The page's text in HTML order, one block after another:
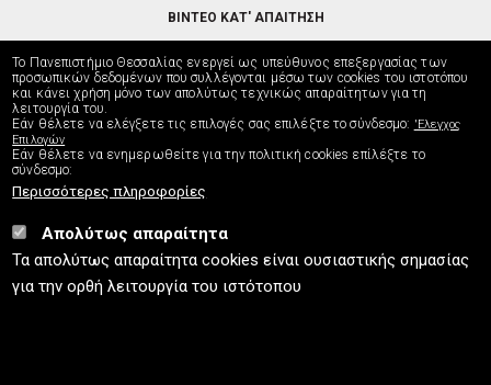
ΒΙΝΤΕΟ ΚΑΤ' ΑΠΑΙΤΗΣΗ
ΤΗΛΕΥΠΟΣΤΗΡΙΞΗ
ΔΙΕΥΘΥΝΣΗ ΜΗΧΑΝΟΡΓΑΝΩΣΗΣ
UTH.GR © 2026
(Επικοινωνία) Πολιτική Cookies
⚪
Πολιτική Απορρήτου⚪Δήλωση Προσβασιμότητας
Το Πανεπιστήμιο Θεσσαλίας ενεργεί ως υπεύθυνος επεξεργασίας των
προσωπικών δεδομένων που συλλέγονται μέσω των cookies του ιστοτόπου
και κάνει χρήση μόνο των απολύτως τεχνικώς απαραίτητων για τη
λειτουργία του.
Εάν θέλετε να ελέγξετε τις επιλογές σας επιλέξτε το σύνδεσμο: 'Ελεγχος
Επιλογών
Εάν θέλετε να ενημερωθείτε για την πολιτική cookies επίλέξτε το
σύνδεσμο:
Περισσότερες πληροφορίες
Απολύτως απαραίτητα
Τα απολύτως απαραίτητα cookies είναι ουσιαστικής σημασίας
για την ορθή λειτουργία του ιστότοπου